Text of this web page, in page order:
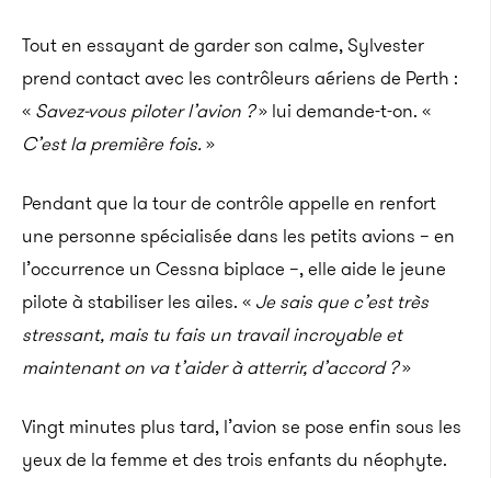
Tout en essayant de garder son calme, Sylvester
prend contact avec les contrôleurs aériens de Perth :
« Savez-vous piloter l’avion ?» lui demande-t-on. «
C’est la première fois.»
Pendant que la tour de contrôle appelle en renfort
une personne spécialisée dans les petits avions – en
l’occurrence un Cessna biplace –, elle aide le jeune
pilote à stabiliser les ailes. « Je sais que c’est très
stressant, mais tu fais un travail incroyable et
maintenant on va t’aider à atterrir, d’accord ?»
Vingt minutes plus tard, l’avion se pose enfin sous les
yeux de la femme et des trois enfants du néophyte.